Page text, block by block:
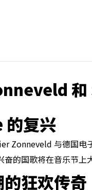
和
复兴
Zonneveld 与德国
奋的国歌将在音乐节
狂欢传奇